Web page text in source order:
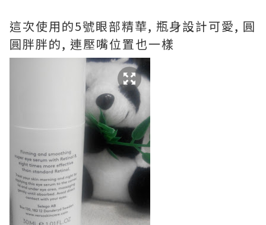
這次使用的5號眼部精華, 瓶身設計可愛, 圓
圓胖胖的, 連壓嘴位置也一樣